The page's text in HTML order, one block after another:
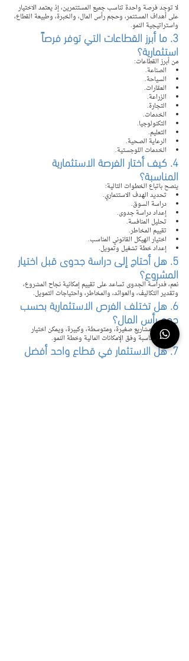
لا توجد فرصة واحدة تناسب جميع المستثمرين، إذ يعتمد الاختيار
على أهداف المستثمر، وحجم رأس المال، والخبرة، وطبيعة القطاع،
واستراتيجية النمو.
3. ما أبرز القطاعات التي توفر فرصاً
استثمارية؟
من أبرز القطاعات:
الصناعة.
السياحة.
العقارات.
الزراعة.
التجارة.
الخدمات.
التكنولوجيا.
التعليم.
الرعاية الصحية.
الخدمات اللوجستية.
4. كيف أختار الفرصة الاستثمارية
المناسبة؟
ينصح باتباع الخطوات التالية:
تحديد الهدف الاستثماري.
دراسة السوق.
إعداد دراسة جدوى.
تحليل المنافسة.
تقييم المخاطر.
اختيار الهيكل القانوني المناسب.
إعداد خطة تشغيل وتمويل.
5. هل أحتاج إلى دراسة جدوى قبل اختيار
المشروع؟
نعم، فدراسة الجدوى تساعد على تقييم إمكانية نجاح المشروع،
وتقدير التكاليف، والعوائد، والمخاطر، واحتياجات التمويل.
6. هل تختلف الفرص الاستثمارية بحسب
حجم رأس المال؟
نعم، فهناك مشاريع صغيرة، ومتوسطة، وكبيرة، ويمكن اختيار
الفرصة المناسبة وفق الإمكانات المالية وخطة النمو.
7. هل الاستثمار في قطاع واحد أفضل
من تنويع الاستثمارات؟